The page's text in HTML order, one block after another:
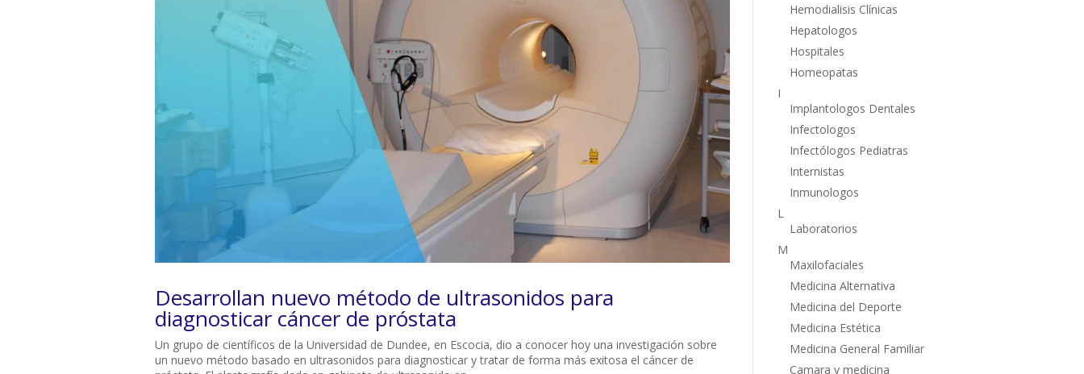
Desarrollan nuevo método de ultrasonidos para
diagnosticar cáncer de próstata
Un grupo de científicos de la Universidad de Dundee, en Escocia, dio a conocer hoy una investigación sobre
un nuevo método basado en ultrasonidos para diagnosticar y tratar de forma más exitosa el cáncer de
Hemodialisis Clínicas
Hepatologos
Hospitales
Homeopatas
I
Implantologos Dentales
Infectologos
Infectólogos Pediatras
Internistas
Inmunologos
L
Laboratorios
M
Maxilofaciales
Medicina Alternativa
Medicina del Deporte
Medicina Estética
Medicina General Familiar
Camara y medicina